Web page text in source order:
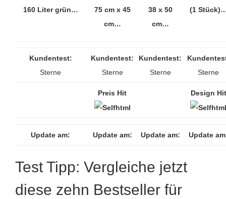
160 Liter grün…
75 cm x 45
cm…
38 x 50
cm…
(1
Kundentest:
Sterne
Kundentest:
Sterne
Kundentest:
Sterne
Sterne
Preis Hit Design Hit
Update am: Update am: Update am: Update
Test Tipp: Vergleiche jetzt
diese zehn Bestseller für